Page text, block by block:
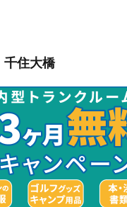
住大橋